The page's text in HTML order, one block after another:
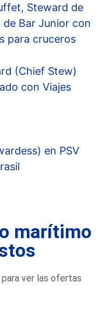
Steward de
de Bar Junior con
para cruceros
(Chief Stew)
con Viajes
en PSV
marítimo
ver las ofertas